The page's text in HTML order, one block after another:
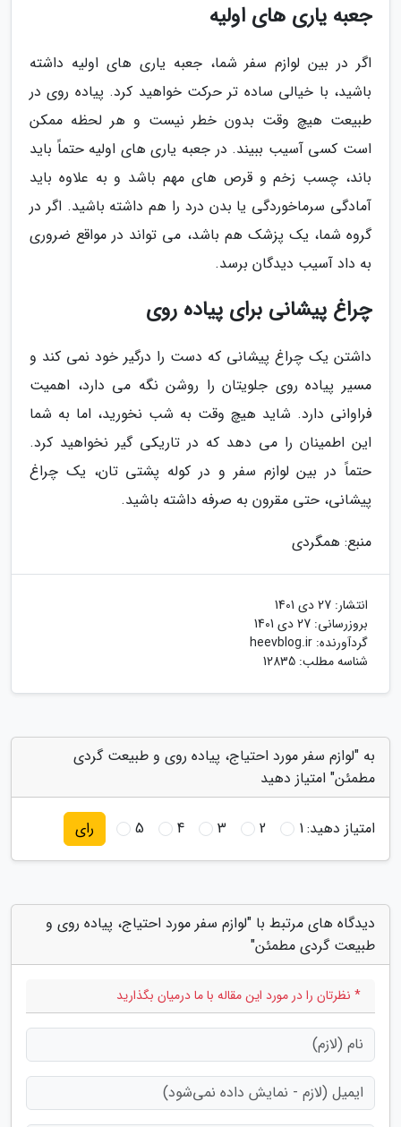
جعبه یاری های اولیه
اگر در بین لوازم سفر شما، جعبه یاری های اولیه داشته
باشید، با خیالی ساده تر حرکت خواهید کرد. پیاده روی در
طبیعت هیچ وقت بدون خطر نیست و هر لحظه ممکن
است کسی آسیب ببیند. در جعبه یاری های اولیه حتماً باید
باند، چسب زخم و قرص های مهم باشد و به علاوه باید
آمادگی سرماخوردگی یا بدن درد را هم داشته باشید. اگر در
گروه شما، یک پزشک هم باشد، می تواند در مواقع ضروری
به داد آسیب دیدگان برسد.
چراغ پیشانی برای پیاده روی
داشتن یک چراغ پیشانی که دست را درگیر خود نمی کند و
مسیر پیاده روی جلویتان را روشن نگه می دارد، اهمیت
فراوانی دارد. شاید هیچ وقت به شب نخورید، اما به شما
این اطمینان را می دهد که در تاریکی گیر نخواهید کرد.
حتماً در بین لوازم سفر و در کوله پشتی تان، یک چراغ
پیشانی، حتی مقرون به صرفه داشته باشید.
منبع: همگردی
انتشار: 27 دی 1401
بروزرسانی: 27 دی 1401
گردآورنده: heevblog.ir
شناسه مطلب: 12835
به "لوازم سفر مورد احتیاج، پیاده روی و طبیعت گردی
مطمئن" امتیاز دهید
امتیاز دهید:1
2
3
4
5 رای
دیدگاه های مرتبط با "لوازم سفر مورد احتیاج، پیاده روی و
طبیعت گردی مطمئن"
* نظرتان را در مورد این مقاله با ما درمیان بگذارید